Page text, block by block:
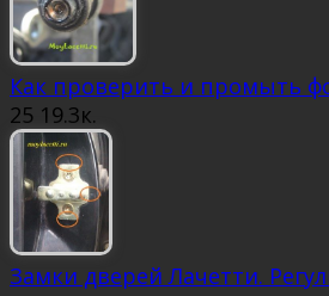
Как проверить и промыть
25 19.3к.
Замки дверей Лачетти.